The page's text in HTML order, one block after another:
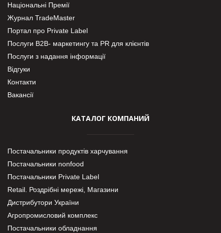
Національні Премії
Журнал TradeMaster
Портал про Private Label
Послуги В2В- маркетингу та PR для клієнтів
Послуги з надання інформації
Відгуки
Контакти
Вакансії
КАТАЛОГ КОМПАНИЙ
Постачальники продуктів харчування
Постачальники nonfood
Постачальники Private Label
Retail. Роздрібні мережі, Магазини
Дистрибутори України
Агропромисловий комплекс
Постачальники обладнання